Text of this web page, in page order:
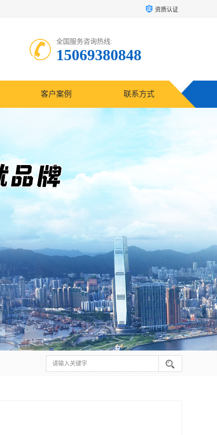
资质认证
全国服务咨询热线:
15069380848
客户案例 联系方式